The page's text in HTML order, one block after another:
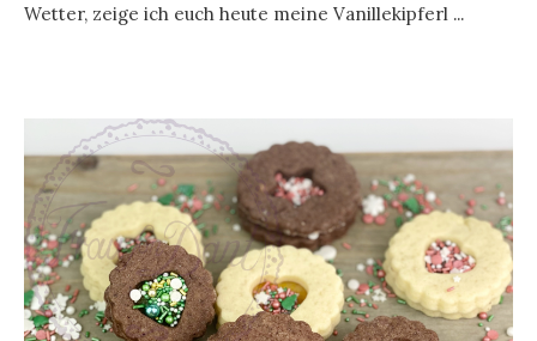
Wetter, zeige ich euch heute meine Vanillekipferl ...